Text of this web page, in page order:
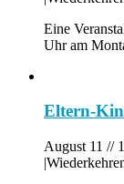
Eine
Uhr am
Eltern-
August 11 //
|